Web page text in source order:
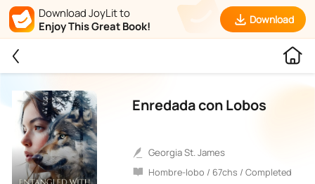
Download JoyLit to
Enjoy This Great Book!
Download
Enredada con Lobos
Georgia St. James
Hombre-lobo / 67chs / Completed